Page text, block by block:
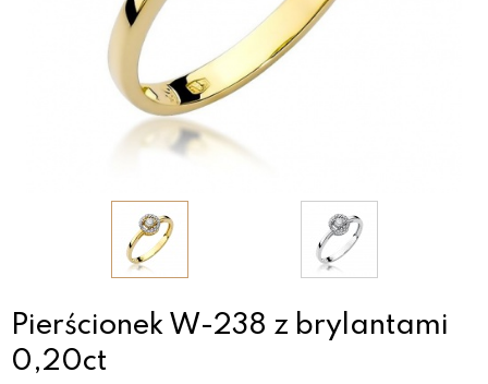
Pierścionek W-238 z brylantami
0,20ct